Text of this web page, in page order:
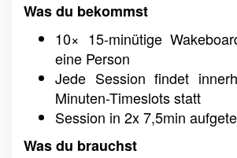
Was du bekommst
10× 15-minütige
eine Person
Jede Session findet
Minuten-Timeslots statt
Session in 2x 7,5min
Was du brauchst